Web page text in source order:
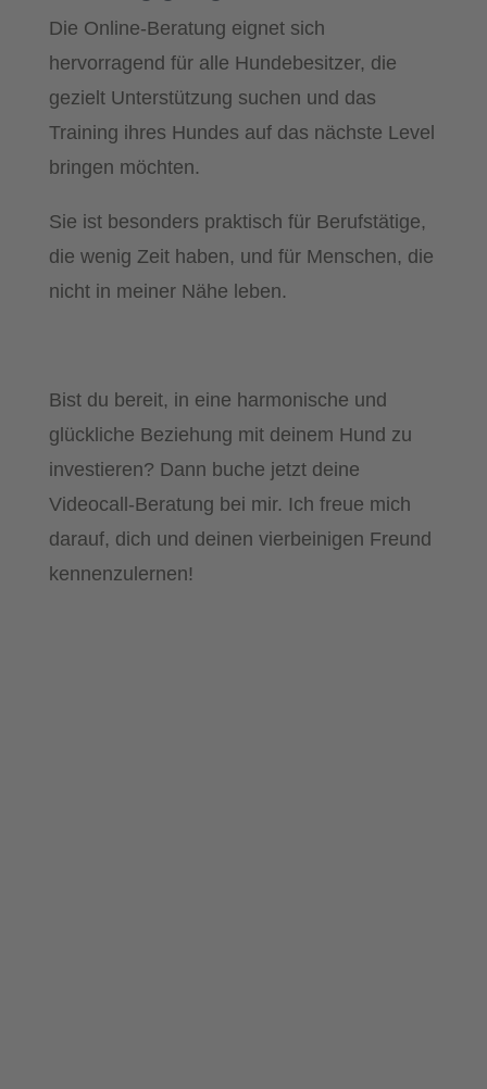
Die Online-Beratung eignet sich
hervorragend für alle Hundebesitzer, die
gezielt Unterstützung suchen und das
Training ihres Hundes auf das nächste Level
bringen möchten.
Sie ist besonders praktisch für Berufstätige,
die wenig Zeit haben, und für Menschen, die
nicht in meiner Nähe leben.
Bist du bereit, in eine harmonische und
glückliche Beziehung mit deinem Hund zu
investieren? Dann buche jetzt deine
Videocall-Beratung bei mir. Ich freue mich
darauf, dich und deinen vierbeinigen Freund
kennenzulernen!